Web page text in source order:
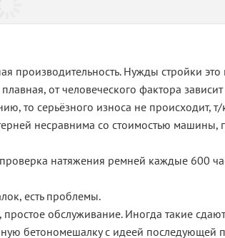
производительность. Нужды стройки это
от человеческого фактора
то серьёзного износа не происходит,
несравнима со стоимостью машины,
натяжения ремней каждые 600
есть проблемы.
обслуживание. Иногда такие
бетономешалку с идеей последующей